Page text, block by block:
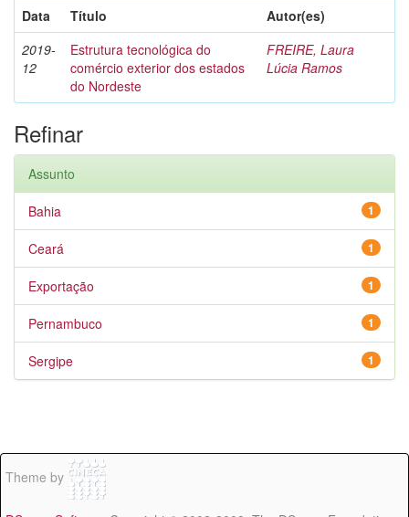
Data
Título
Autor(es)
2019-
12
Estrutura tecnológica do
comércio exterior dos estados
do Nordeste
FREIRE, Laura
Lúcia Ramos
Refinar
Assunto
1
Bahia
1
Ceará
1
Exportação
1
Pernambuco
1
Sergipe
Theme by